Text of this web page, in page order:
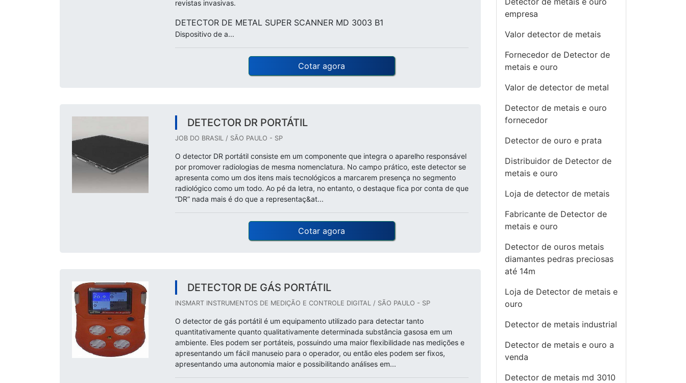
revistas invasivas.
DETECTOR DE METAL SUPER SCANNER MD 3003 B1
Dispositivo de a...
Cotar agora
DETECTOR DR PORTÁTIL
JOB DO BRASIL / SÃO PAULO - SP
O detector DR portátil consiste em um componente que integra o aparelho responsável
por promover radiologias de mesma nomenclatura. No campo prático, este detector se
apresenta como um dos itens mais tecnológicos a marcarem presença no segmento
radiológico como um todo. Ao pé da letra, no entanto, o destaque fica por conta de que
“DR” nada mais é do que a representaç&at...
Cotar agora
DETECTOR DE GÁS PORTÁTIL
INSMART INSTRUMENTOS DE MEDIÇÃO E CONTROLE DIGITAL / SÃO PAULO - SP
O detector de gás portátil é um equipamento utilizado para detectar tanto
quantitativamente quanto qualitativamente determinada substância gasosa em um
ambiente. Eles podem ser portáteis, possuindo uma maior flexibilidade nas medições e
apresentando um fácil manuseio para o operador, ou então eles podem ser fixos,
apresentando uma autonomia maior e possibilitando análises em...
empresa
Valor detector de metais
Fornecedor de Detector de
metais e ouro
Valor de detector de metal
Detector de metais e ouro
fornecedor
Detector de ouro e prata
Distribuidor de Detector de
metais e ouro
Loja de detector de metais
Fabricante de Detector de
metais e ouro
Detector de ouros metais
diamantes pedras preciosas
até 14m
Loja de Detector de metais e
ouro
Detector de metais industrial
Detector de metais e ouro a
venda
Detector de metais md 3010